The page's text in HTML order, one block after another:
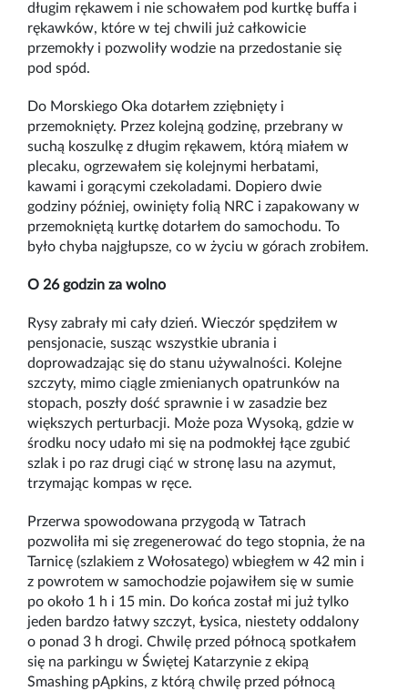
długim rękawem i nie schowałem pod kurtkę buffa i
rękawków, które w tej chwili już całkowicie
przemokły i pozwoliły wodzie na przedostanie się
pod spód.
Do Morskiego Oka dotarłem zziębnięty i
przemoknięty. Przez kolejną godzinę, przebrany w
suchą koszulkę z długim rękawem, którą miałem w
plecaku, ogrzewałem się kolejnymi herbatami,
kawami i gorącymi czekoladami. Dopiero dwie
godziny później, owinięty folią NRC i zapakowany w
przemokniętą kurtkę dotarłem do samochodu. To
było chyba najgłupsze, co w życiu w górach zrobiłem.
O 26 godzin za wolno
Rysy zabrały mi cały dzień. Wieczór spędziłem w
pensjonacie, susząc wszystkie ubrania i
doprowadzając się do stanu używalności. Kolejne
szczyty, mimo ciągle zmienianych opatrunków na
stopach, poszły dość sprawnie i w zasadzie bez
większych perturbacji. Może poza Wysoką, gdzie w
środku nocy udało mi się na podmokłej łące zgubić
szlak i po raz drugi ciąć w stronę lasu na azymut,
trzymając kompas w ręce.
Przerwa spowodowana przygodą w Tatrach
pozwoliła mi się zregenerować do tego stopnia, że na
Tarnicę (szlakiem z Wołosatego) wbiegłem w 42 min i
z powrotem w samochodzie pojawiłem się w sumie
po około 1 h i 15 min. Do końca został mi już tylko
jeden bardzo łatwy szczyt, Łysica, niestety oddalony
o ponad 3 h drogi. Chwilę przed północą spotkałem
się na parkingu w Świętej Katarzynie z ekipą
Smashing pĄpkins, z którą chwilę przed północą